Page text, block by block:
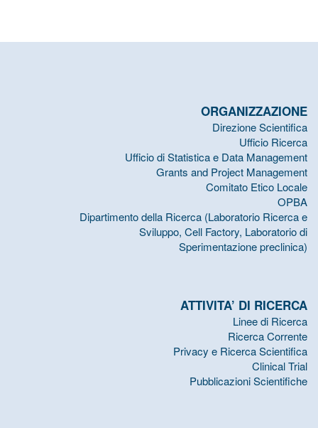
ORGANIZZAZIONE
Direzione Scientifica
Ufficio Ricerca
Ufficio di Statistica e Data Management
Grants and Project Management
Comitato Etico Locale
OPBA
Dipartimento della Ricerca (Laboratorio Ricerca e
Sviluppo, Cell Factory, Laboratorio di
Sperimentazione preclinica)
ATTIVITA’ DI RICERCA
Linee di Ricerca
Ricerca Corrente
Privacy e Ricerca Scientifica
Clinical Trial
Pubblicazioni Scientifiche